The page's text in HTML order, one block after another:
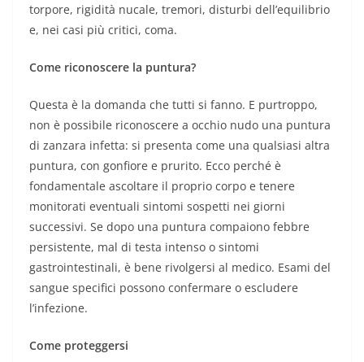
torpore, rigidità nucale, tremori, disturbi dell’equilibrio
e, nei casi più critici, coma.
Come riconoscere la puntura?
Questa è la domanda che tutti si fanno. E purtroppo,
non è possibile riconoscere a occhio nudo una puntura
di zanzara infetta: si presenta come una qualsiasi altra
puntura, con gonfiore e prurito. Ecco perché è
fondamentale ascoltare il proprio corpo e tenere
monitorati eventuali sintomi sospetti nei giorni
successivi. Se dopo una puntura compaiono febbre
persistente, mal di testa intenso o sintomi
gastrointestinali, è bene rivolgersi al medico. Esami del
sangue specifici possono confermare o escludere
l’infezione.
Come proteggersi